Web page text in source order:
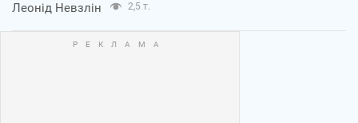
Леонід Невзлін 2,5 т.